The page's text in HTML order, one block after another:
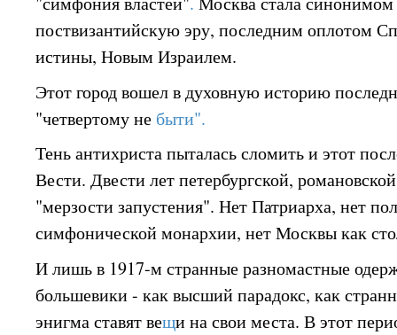
поствизантийскую эру, последним оплотом
истины, Новым Израилем.
Этот город вошел в духовную историю
"четвертому не быти".
Тень антихриста пыталась сломить и этот
Вести. Двести лет петербургской,
"мерзости запустения". Нет Патриарха, нет
симфонической монархии, нет Москвы как
И лишь в 1917-м странные разномастные
большевики - как высший парадокс, как
энигма ставят вещи на свои места. В этот